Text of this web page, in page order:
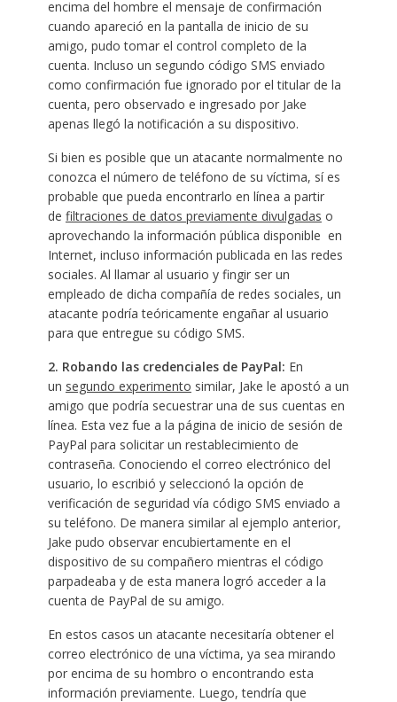
encima del hombre el mensaje de confirmación
cuando apareció en la pantalla de inicio de su
amigo, pudo tomar el control completo de la
cuenta. Incluso un segundo código SMS enviado
como confirmación fue ignorado por el titular de la
cuenta, pero observado e ingresado por Jake
apenas llegó la notificación a su dispositivo.
Si bien es posible que un atacante normalmente no
conozca el número de teléfono de su víctima, sí es
probable que pueda encontrarlo en línea a partir
de filtraciones de datos previamente divulgadas o
aprovechando la información pública disponible en
Internet, incluso información publicada en las redes
sociales. Al llamar al usuario y fingir ser un
empleado de dicha compañía de redes sociales, un
atacante podría teóricamente engañar al usuario
para que entregue su código SMS.
2. Robando las credenciales de PayPal: En
un segundo experimento similar, Jake le apostó a un
amigo que podría secuestrar una de sus cuentas en
línea. Esta vez fue a la página de inicio de sesión de
PayPal para solicitar un restablecimiento de
contraseña. Conociendo el correo electrónico del
usuario, lo escribió y seleccionó la opción de
verificación de seguridad vía código SMS enviado a
su teléfono. De manera similar al ejemplo anterior,
Jake pudo observar encubiertamente en el
dispositivo de su compañero mientras el código
parpadeaba y de esta manera logró acceder a la
cuenta de PayPal de su amigo.
En estos casos un atacante necesitaría obtener el
correo electrónico de una víctima, ya sea mirando
por encima de su hombro o encontrando esta
información previamente. Luego, tendría que